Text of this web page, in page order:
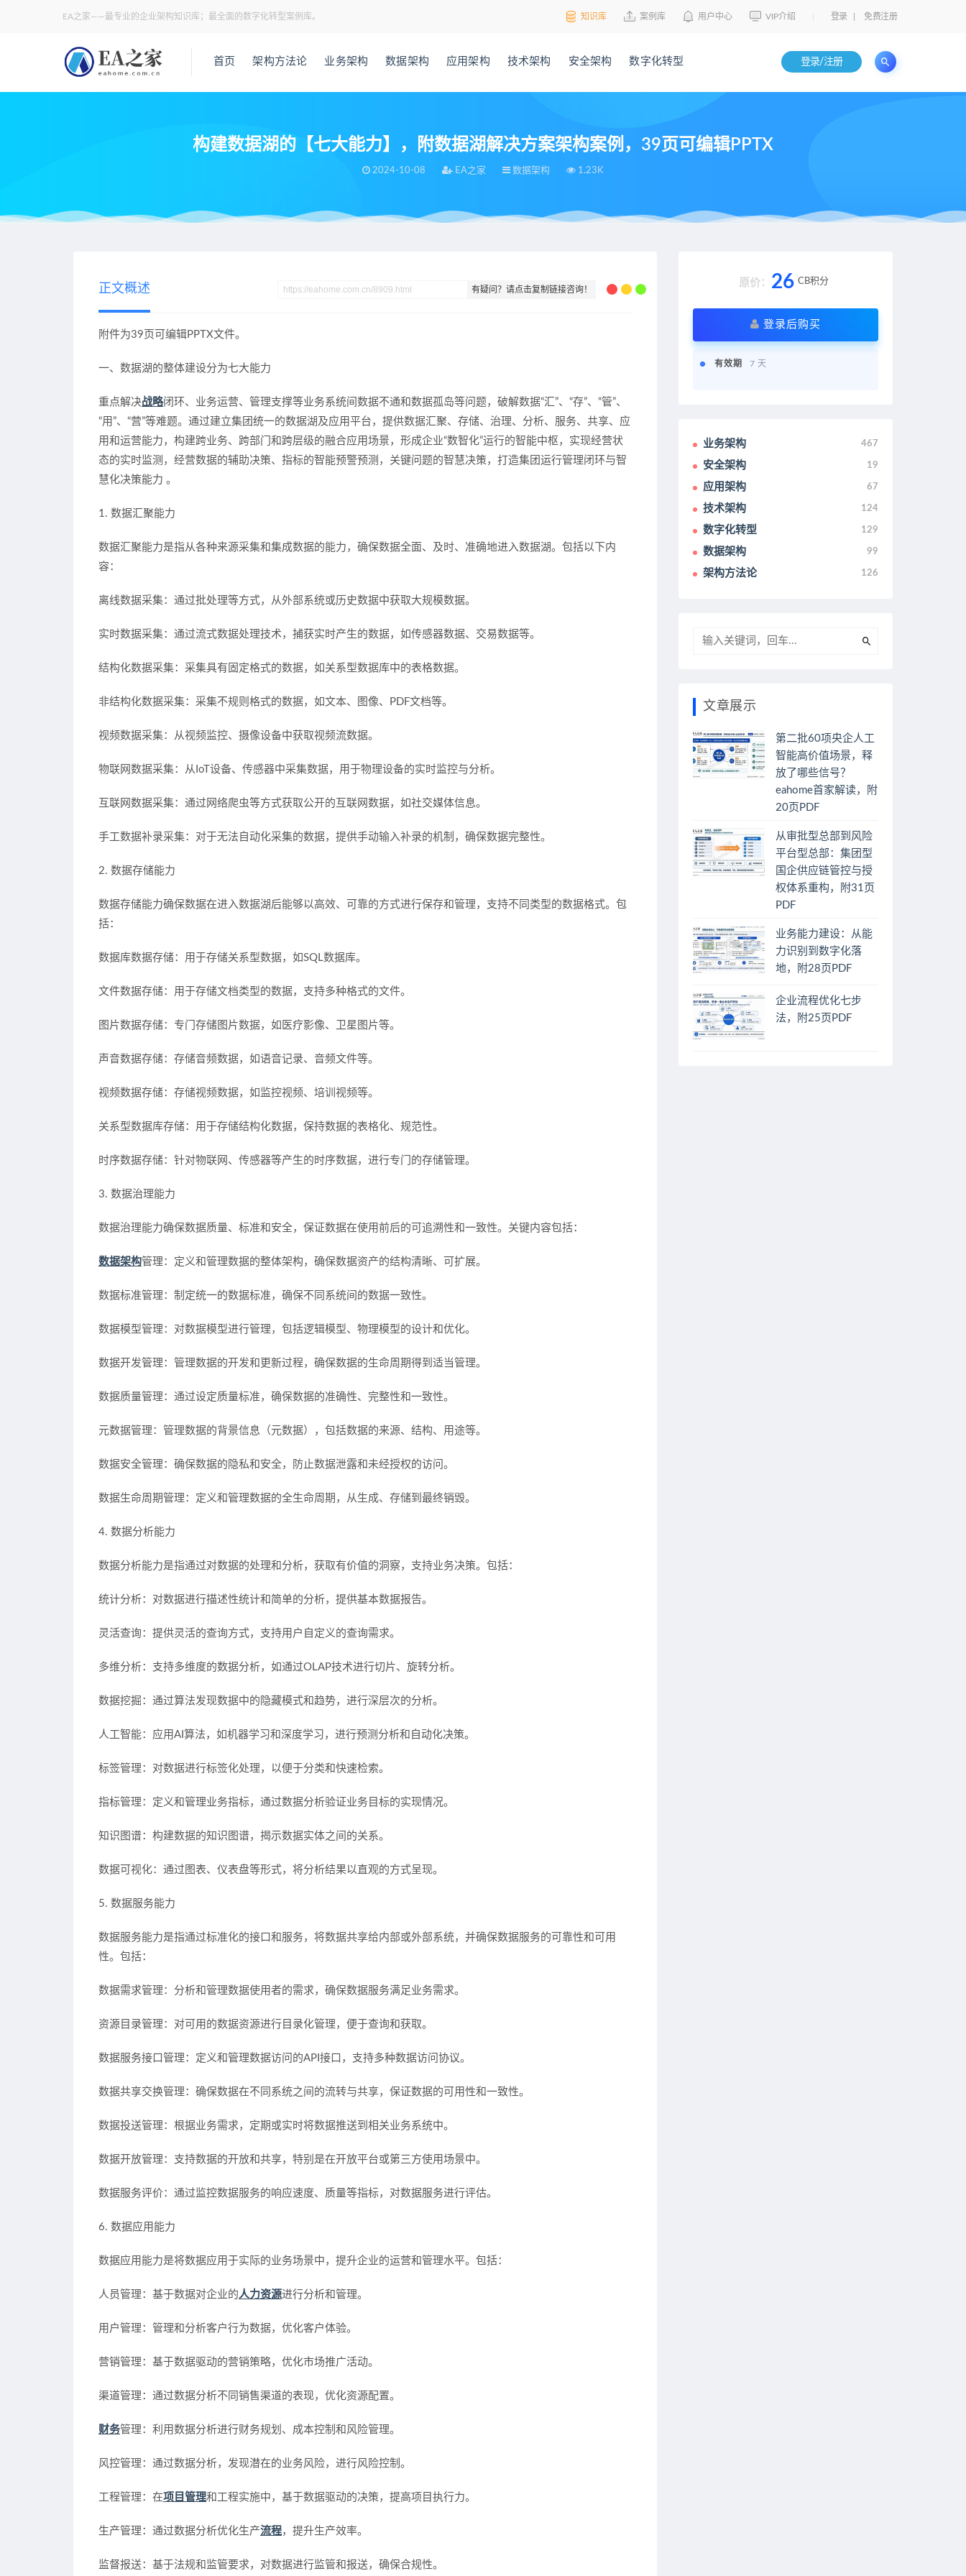
EA之家——最专业的企业架构知识库；最全面的数字化转型案例库。 知识库 案例库 用户中心 VIP介绍 登录 免费注册
首页 架构方法论 业务架构 数据架构 应用架构 技术架构 安全架构 数字化转型 登录/注册
构建数据湖的【七大能力】，附数据湖解决方案架构案例，39页可编辑PPTX
2024-10-08 EA之家 数据架构 1.23K
当前位置： 数据架构 >构建数据湖的【七大能力】，附数据湖解决方案架构案例，39页可编辑PPTX
有疑问？请点击复制链接咨询！
正文概述
附件为39页可编辑PPTX文件。
一、数据湖的整体建设分为七大能力
重点解决战略闭环、业务运营、管理支撑等业务系统间数据不通和数据孤岛等问题，破解数据“汇”、“存”、“管”、
“用”、“营”等难题。通过建立集团统一的数据湖及应用平台，提供数据汇聚、存储、治理、分析、服务、共享、应
用和运营能力，构建跨业务、跨部门和跨层级的融合应用场景，形成企业“数智化”运行的智能中枢，实现经营状
态的实时监测，经营数据的辅助决策、指标的智能预警预测，关键问题的智慧决策，打造集团运行管理闭环与智
慧化决策能力 。
1. 数据汇聚能力
数据汇聚能力是指从各种来源采集和集成数据的能力，确保数据全面、及时、准确地进入数据湖。包括以下内
容：
离线数据采集：通过批处理等方式，从外部系统或历史数据中获取大规模数据。
实时数据采集：通过流式数据处理技术，捕获实时产生的数据，如传感器数据、交易数据等。
结构化数据采集：采集具有固定格式的数据，如关系型数据库中的表格数据。
非结构化数据采集：采集不规则格式的数据，如文本、图像、PDF文档等。
视频数据采集：从视频监控、摄像设备中获取视频流数据。
物联网数据采集：从IoT设备、传感器中采集数据，用于物理设备的实时监控与分析。
互联网数据采集：通过网络爬虫等方式获取公开的互联网数据，如社交媒体信息。
手工数据补录采集：对于无法自动化采集的数据，提供手动输入补录的机制，确保数据完整性。
2. 数据存储能力
数据存储能力确保数据在进入数据湖后能够以高效、可靠的方式进行保存和管理，支持不同类型的数据格式。包
括：
数据库数据存储：用于存储关系型数据，如SQL数据库。
文件数据存储：用于存储文档类型的数据，支持多种格式的文件。
图片数据存储：专门存储图片数据，如医疗影像、卫星图片等。
声音数据存储：存储音频数据，如语音记录、音频文件等。
视频数据存储：存储视频数据，如监控视频、培训视频等。
关系型数据库存储：用于存储结构化数据，保持数据的表格化、规范性。
时序数据存储：针对物联网、传感器等产生的时序数据，进行专门的存储管理。
3. 数据治理能力
数据治理能力确保数据质量、标准和安全，保证数据在使用前后的可追溯性和一致性。关键内容包括：
数据架构管理：定义和管理数据的整体架构，确保数据资产的结构清晰、可扩展。
数据标准管理：制定统一的数据标准，确保不同系统间的数据一致性。
数据模型管理：对数据模型进行管理，包括逻辑模型、物理模型的设计和优化。
数据开发管理：管理数据的开发和更新过程，确保数据的生命周期得到适当管理。
数据质量管理：通过设定质量标准，确保数据的准确性、完整性和一致性。
元数据管理：管理数据的背景信息（元数据），包括数据的来源、结构、用途等。
数据安全管理：确保数据的隐私和安全，防止数据泄露和未经授权的访问。
数据生命周期管理：定义和管理数据的全生命周期，从生成、存储到最终销毁。
4. 数据分析能力
数据分析能力是指通过对数据的处理和分析，获取有价值的洞察，支持业务决策。包括：
统计分析：对数据进行描述性统计和简单的分析，提供基本数据报告。
灵活查询：提供灵活的查询方式，支持用户自定义的查询需求。
多维分析：支持多维度的数据分析，如通过OLAP技术进行切片、旋转分析。
数据挖掘：通过算法发现数据中的隐藏模式和趋势，进行深层次的分析。
人工智能：应用AI算法，如机器学习和深度学习，进行预测分析和自动化决策。
标签管理：对数据进行标签化处理，以便于分类和快速检索。
指标管理：定义和管理业务指标，通过数据分析验证业务目标的实现情况。
知识图谱：构建数据的知识图谱，揭示数据实体之间的关系。
数据可视化：通过图表、仪表盘等形式，将分析结果以直观的方式呈现。
5. 数据服务能力
数据服务能力是指通过标准化的接口和服务，将数据共享给内部或外部系统，并确保数据服务的可靠性和可用
性。包括：
数据需求管理：分析和管理数据使用者的需求，确保数据服务满足业务需求。
资源目录管理：对可用的数据资源进行目录化管理，便于查询和获取。
数据服务接口管理：定义和管理数据访问的API接口，支持多种数据访问协议。
数据共享交换管理：确保数据在不同系统之间的流转与共享，保证数据的可用性和一致性。
数据投送管理：根据业务需求，定期或实时将数据推送到相关业务系统中。
数据开放管理：支持数据的开放和共享，特别是在开放平台或第三方使用场景中。
数据服务评价：通过监控数据服务的响应速度、质量等指标，对数据服务进行评估。
6. 数据应用能力
数据应用能力是将数据应用于实际的业务场景中，提升企业的运营和管理水平。包括：
人员管理：基于数据对企业的人力资源进行分析和管理。
用户管理：管理和分析客户行为数据，优化客户体验。
营销管理：基于数据驱动的营销策略，优化市场推广活动。
渠道管理：通过数据分析不同销售渠道的表现，优化资源配置。
财务管理：利用数据分析进行财务规划、成本控制和风险管理。
风控管理：通过数据分析，发现潜在的业务风险，进行风险控制。
工程管理：在项目管理和工程实施中，基于数据驱动的决策，提高项目执行力。
生产管理：通过数据分析优化生产流程，提升生产效率。
监督报送：基于法规和监管要求，对数据进行监管和报送，确保合规性。
原价： 26 CB积分
登录后购买
有效期 7 天
业务架构 467
安全架构 19
应用架构 67
技术架构 124
数字化转型 129
数据架构 99
架构方法论 126
文章展示
第二批60项央企人工
智能高价值场景，释
放了哪些信号？
eahome首家解读，附
20页PDF
从审批型总部到风险
平台型总部：集团型
国企供应链管控与授
权体系重构，附31页
PDF
业务能力建设：从能
力识别到数字化落
地，附28页PDF
企业流程优化七步
法，附25页PDF